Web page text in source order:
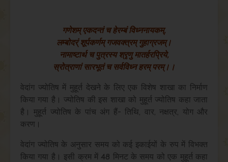
गणेशम् एकदन्तं च हेरम्बं विध्ननायकम्,
लम्बोदर्ं शूर्पकर्णम् गजवक्त्रम् गुहाग्रजम्।
नामाष्टार्थ च पुत्रस्य श्रृणु मातर्हरप्रिये,
स्रोत्राणां सारभूतं च सर्वविध्न हरम् परम्।।
वेदांग ज्योतिष में मुहूर्त देखने के लिए एक विशेष शाखा का निर्माण
किया गया है। ज्योतिष की इस शाखा को मुहूर्त ज्योतिष कहा जाता
है। मुहूर्त ज्योतिष के पांच अंग हैं- तिथि, वार, नक्षत्र, योग और
करण।
वेदांग ज्योतिष के अनुसार समय को कई इकाईयों के रुप में विभक्त
किया गया है। इसी क्रम में 48 मिनट के समय को एक मुहूर्त कहा